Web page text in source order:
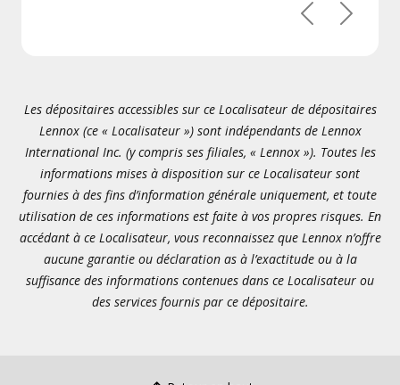
PrécédentSuivant
Les dépositaires accessibles sur ce Localisateur de dépositaires
Lennox (ce « Localisateur ») sont indépendants de Lennox
International Inc. (y compris ses filiales, « Lennox »). Toutes les
informations mises à disposition sur ce Localisateur sont
fournies à des fins d’information générale uniquement, et toute
utilisation de ces informations est faite à vos propres risques. En
accédant à ce Localisateur, vous reconnaissez que Lennox n’offre
aucune garantie ou déclaration as à l’exactitude ou à la
suffisance des informations contenues dans ce Localisateur ou
des services fournis par ce dépositaire.